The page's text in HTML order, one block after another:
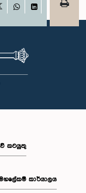
WhatsAppLinkedIn
කටයුතු
කාර්යාලය